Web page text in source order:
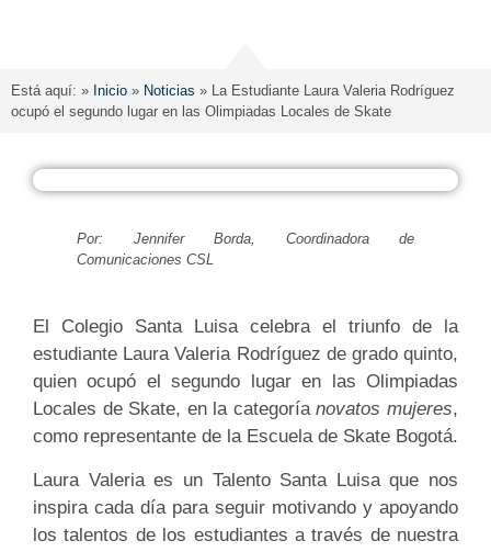
Está aquí: » Inicio » Noticias » La Estudiante Laura Valeria Rodríguez
ocupó el segundo lugar en las Olimpiadas Locales de Skate
Por: Jennifer Borda, Coordinadora de
Comunicaciones CSL
El Colegio Santa Luisa celebra el triunfo de la
estudiante Laura Valeria Rodríguez de grado quinto,
quien ocupó el segundo lugar en las Olimpiadas
Locales de Skate, en la categoríanovatos mujeres,
como representante de la Escuela de Skate Bogotá.
Laura Valeria es un Talento Santa Luisa que nos
inspira cada día para seguir motivando y apoyando
los talentos de los estudiantes a través de nuestra